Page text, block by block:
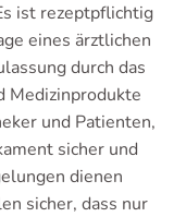
ist rezeptpflichtig
eines ärztlichen
durch das
Medizinprodukte
und Patienten,
sicher und
dienen
sicher, dass nur